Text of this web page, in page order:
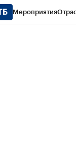
Мероприятия